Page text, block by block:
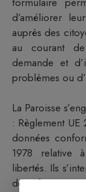
d’améliorer
auprès des
au courant
demande et
problèmes ou
La Paroisse
: Règlement
données
1978 relative
libertés. Ils
des fins